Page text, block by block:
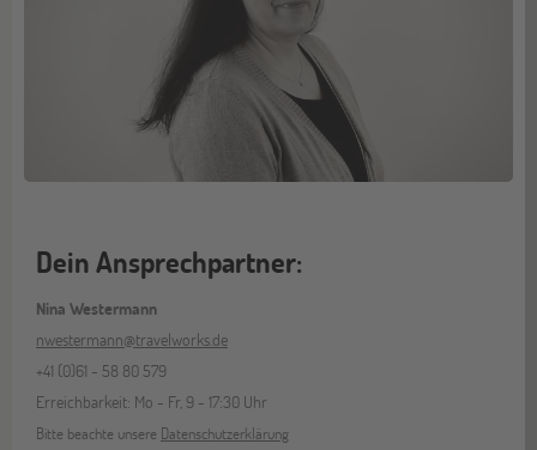
Dein Ansprechpartner:
Nina Westermann
nwestermann@travelworks.de
+41 (0)61 - 58 80 579
Erreichbarkeit: Mo - Fr, 9 - 17:30 Uhr
Bitte beachte unsere Datenschutzerklärung